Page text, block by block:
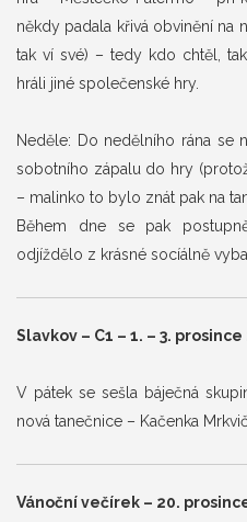
někdy padala křivá obvinění na
tak ví své) – tedy kdo chtěl,
hráli jiné společenské hry.
Neděle: Do nedělního rána se
sobotního zápalu do hry
– malinko to bylo znát pak na
Během dne se pak
odjíždělo z krásné socíálně
Slavkov – C1 – 1. – 3. prosince
V pátek se sešla báječná
nová tanečnice – Kačenka
Vánoční večírek – 20.